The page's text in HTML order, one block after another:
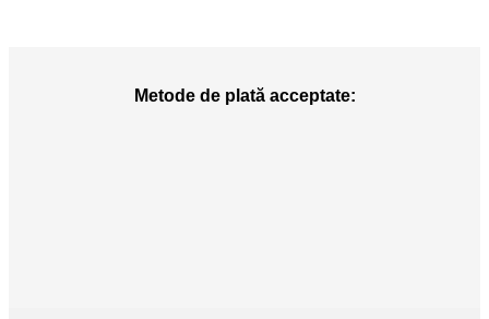
Metode de plată acceptate: